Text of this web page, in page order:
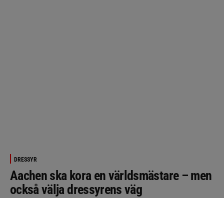
DRESSYR
Aachen ska kora en världsmästare – men
också välja dressyrens väg